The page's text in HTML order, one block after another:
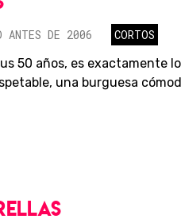
ANTES DE 2006
CORTOS
50 años, es exactamente
una burguesa